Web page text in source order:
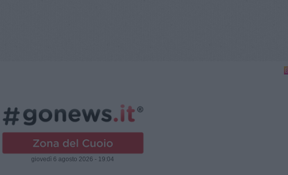
giovedì 6 agosto 2026 - 19:04